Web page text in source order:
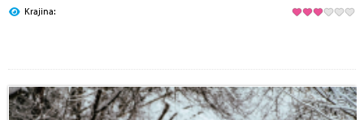
Krajina: